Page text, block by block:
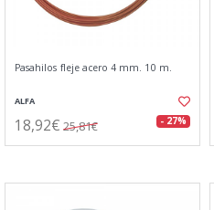
Pasahilos fleje acero 4 mm. 10 m.
ALFA
18,92€ 25,81€ - 27%